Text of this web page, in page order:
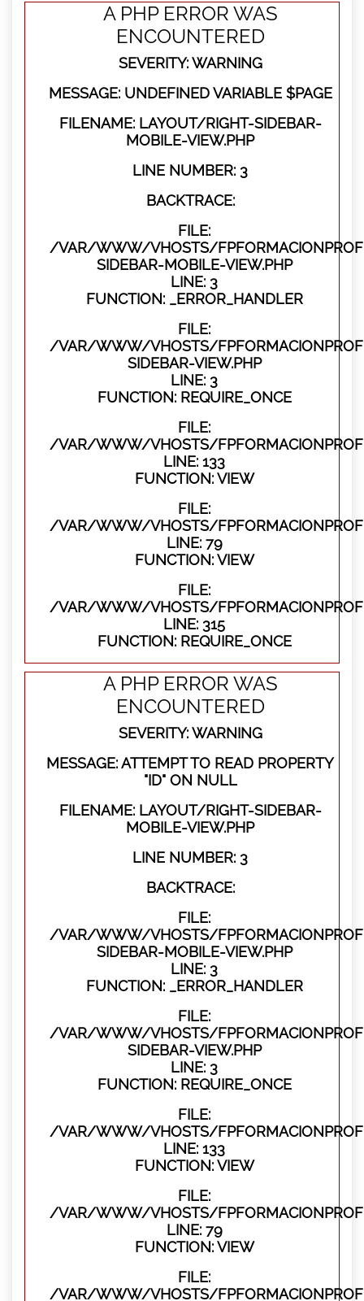
A PHP ERROR WAS
ENCOUNTERED
SEVERITY: WARNING
MESSAGE: UNDEFINED VARIABLE $PAGE
FILENAME: LAYOUT/RIGHT-SIDEBAR-
MOBILE-VIEW.PHP
LINE NUMBER: 3
BACKTRACE:
FILE:
/VAR/WWW/VHOSTS/
SIDEBAR-MOBILE-VIEW.PHP
LINE: 3
FUNCTION: _ERROR_HANDLER
FILE:
/VAR/WWW/VHOSTS/
SIDEBAR-VIEW.PHP
LINE: 3
FUNCTION: REQUIRE_ONCE
FILE:
/VAR/WWW/VHOSTS/
LINE: 133
FUNCTION: VIEW
FILE:
/VAR/WWW/VHOSTS/
LINE: 79
FUNCTION: VIEW
FILE:
/VAR/WWW/VHOSTS/
LINE: 315
FUNCTION: REQUIRE_ONCE
A PHP ERROR WAS
ENCOUNTERED
SEVERITY: WARNING
MESSAGE: ATTEMPT TO READ PROPERTY
"ID" ON NULL
FILENAME: LAYOUT/RIGHT-SIDEBAR-
MOBILE-VIEW.PHP
LINE NUMBER: 3
BACKTRACE:
FILE:
/VAR/WWW/VHOSTS/
SIDEBAR-MOBILE-VIEW.PHP
LINE: 3
FUNCTION: _ERROR_HANDLER
FILE:
/VAR/WWW/VHOSTS/
SIDEBAR-VIEW.PHP
LINE: 3
FUNCTION: REQUIRE_ONCE
FILE:
/VAR/WWW/VHOSTS/
LINE: 133
FUNCTION: VIEW
FILE:
/VAR/WWW/VHOSTS/
LINE: 79
FUNCTION: VIEW
FILE:
/VAR/WWW/VHOSTS/